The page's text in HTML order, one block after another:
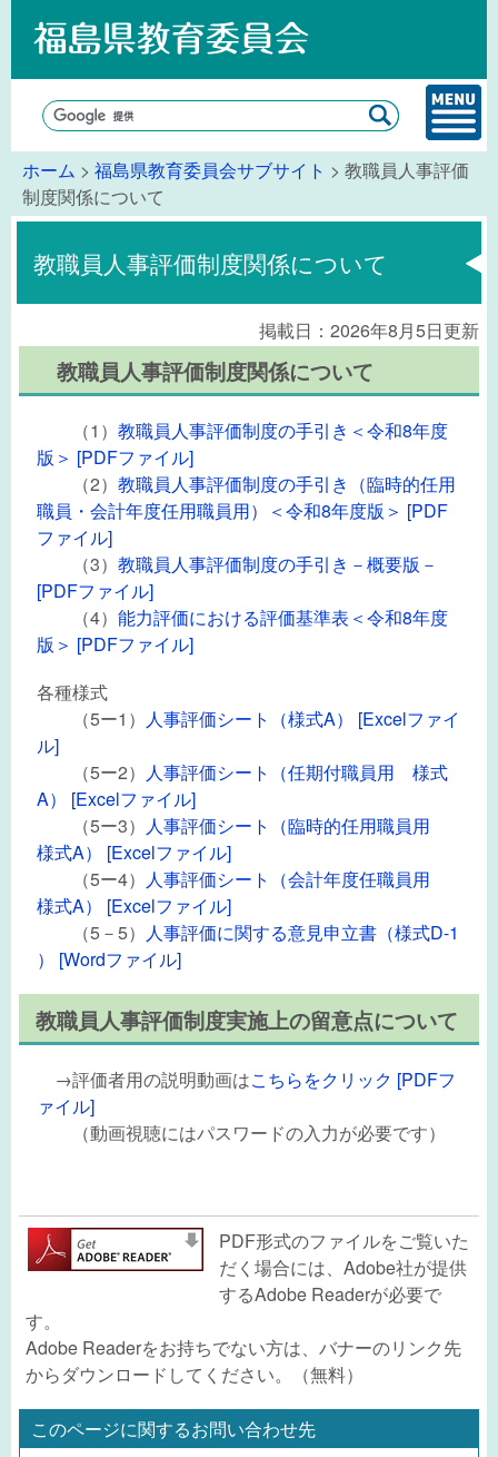
ホーム > 福島県教育委員会サブサイト > 教職員人事評価
制度関係について
教職員人事評価制度関係について
掲載日：2026年8月5日更新
教職員人事評価制度関係について
（1） 教職員人事評価制度の手引き＜令和8年度
版＞ [PDFファイル]
（2） 教職員人事評価制度の手引き（臨時的任用
職員・会計年度任用職員用）＜令和8年度版＞ [PDF
ファイル]
（3） 教職員人事評価制度の手引き－概要版－
[PDFファイル]
（4） 能力評価における評価基準表＜令和8年度
版＞ [PDFファイル]
各種様式
（5ー1） 人事評価シート（様式A） [Excelファイ
ル]
（5ー2） 人事評価シート（任期付職員用 様式
A） [Excelファイル]
（5ー3） 人事評価シート（臨時的任用職員用
様式A） [Excelファイル]
（5ー4） 人事評価シート（会計年度任職員用
様式A） [Excelファイル]
（5－5） 人事評価に関する意見申立書（様式D-1
） [Wordファイル]
教職員人事評価制度実施上の留意点について
→評価者用の説明動画はこちらをクリック [PDFフ
ァイル]
（動画視聴にはパスワードの入力が必要です）
PDF形式のファイルをご覧いた
だく場合には、Adobe社が提供
するAdobe Readerが必要で
す。
Adobe Readerをお持ちでない方は、バナーのリンク先
からダウンロードしてください。（無料）
このページに関するお問い合わせ先